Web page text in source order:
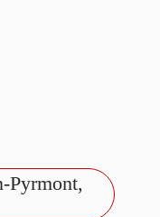
Pyrmont,